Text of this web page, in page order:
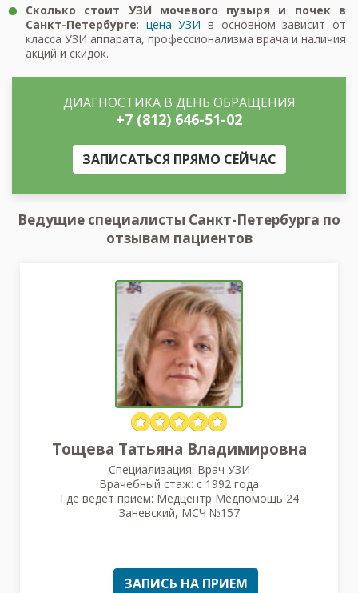
Сколько стоит УЗИ мочевого пузыря и почек в
Санкт-Петербурге: цена УЗИ в основном зависит от
класса УЗИ аппарата, профессионализма врача и наличия
акций и скидок.
ДИАГНОСТИКА В ДЕНЬ ОБРАЩЕНИЯ
+7 (812) 646-51-02
ЗАПИСАТЬСЯ ПРЯМО СЕЙЧАС
Ведущие специалисты Санкт-Петербурга по
отзывам пациентов
Тощева Татьяна Владимировна
Специализация: Врач УЗИ
Врачебный стаж: с 1992 года
Где ведет прием: Медцентр Медпомощь 24
Заневский, МСЧ №157
ЗАПИСЬ НА ПРИЕМ